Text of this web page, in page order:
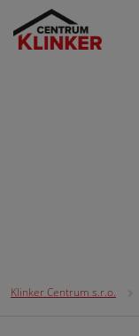
Klinker Centrum s.r.o.